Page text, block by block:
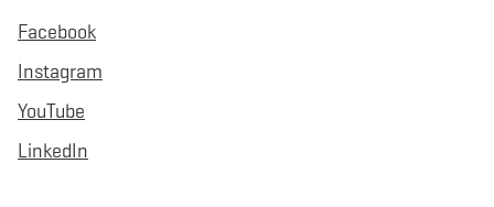
Facebook
Instagram
YouTube
LinkedIn